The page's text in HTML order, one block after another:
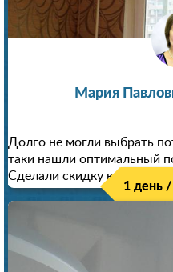
Мария
Долго не могли выбрать
таки нашли оптимальный
Сделали скидку как
1 день